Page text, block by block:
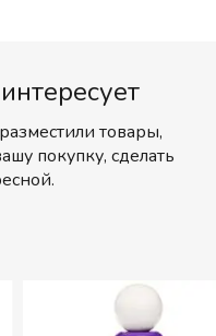
товары,
покупку, сделать